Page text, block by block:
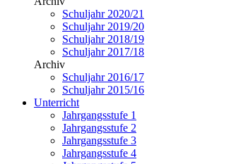
Schuljahr 2020/21
Schuljahr 2019/20
Schuljahr 2018/19
Schuljahr 2017/18
Archiv
Schuljahr 2016/17
Schuljahr 2015/16
Unterricht
Jahrgangsstufe 1
Jahrgangsstufe 2
Jahrgangsstufe 3
Jahrgangsstufe 4